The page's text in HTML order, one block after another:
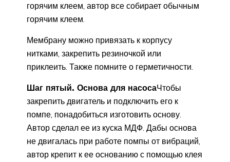
горячим клеем, автор все собирает обычным
горячим клеем.
Мембрану можно привязать к корпусу
нитками, закрепить резиночкой или
приклеить. Также помните о герметичности.
Шаг пятый. Основа для насосаЧтобы
закрепить двигатель и подключить его к
помпе, понадобиться изготовить основу.
Автор сделал ее из куска МДФ. Дабы основа
не двигалась при работе помпы от вибраций,
автор крепит к ее основанию с помощью клея